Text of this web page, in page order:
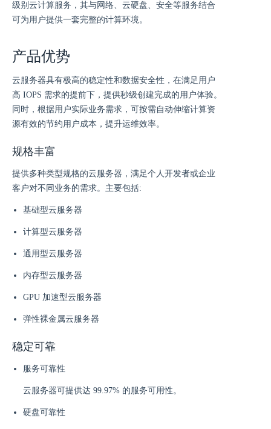
级别云计算服务，其与网络、云硬盘、安全等服务结合
可为用户提供一套完整的计算环境。
产品优势
云服务器具有极高的稳定性和数据安全性，在满足用户
高 IOPS 需求的提前下，提供秒级创建完成的用户体验。
同时，根据用户实际业务需求，可按需自动伸缩计算资
源有效的节约用户成本，提升运维效率。
规格丰富
提供多种类型规格的云服务器，满足个人开发者或企业
客户对不同业务的需求。主要包括:
基础型云服务器
计算型云服务器
通用型云服务器
内存型云服务器
GPU 加速型云服务器
弹性裸金属云服务器
稳定可靠
服务可靠性
云服务器可提供达 99.97% 的服务可用性。
硬盘可靠性